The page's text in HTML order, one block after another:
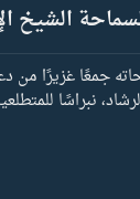
الشيخ
جمعًا غزيرًا من
نبراسًا